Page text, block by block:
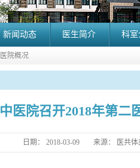
新闻动态 医生简介 科
医院概况
医院召开2018年第二
日期： 2018-03-09 来源： 医共